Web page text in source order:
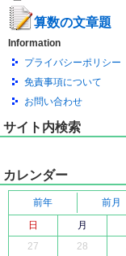
算数の文章題
Information
プライバシーポリシー
免責事項について
お問い合わせ
サイト内検索
カレンダー
前年 前月
日
月
27
28